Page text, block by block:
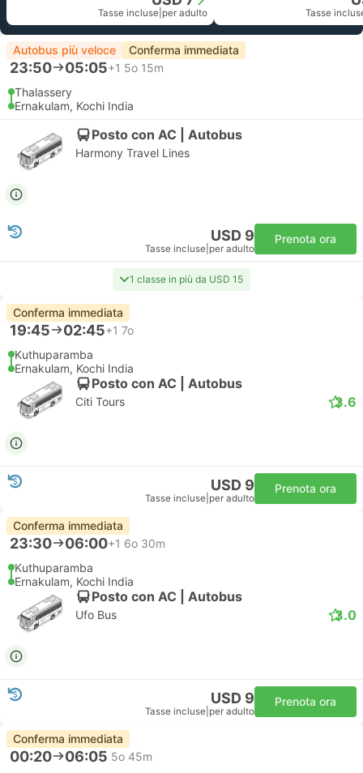
Tasse incluse per adulto Tasse
Autobus più veloce Conferma immediata
23:50 05:05+1 5o 15m
Thalassery
Ernakulam, Kochi India
Posto con AC | Autobus
Harmony Travel Lines
USD 9
Tasse incluse per adulto
Prenota ora
1 classe in più da USD 15
Conferma immediata
19:45 02:45+1 7o
Kuthuparamba
Ernakulam, Kochi India
Posto con AC | Autobus
Citi Tours 3.6
USD 9
Tasse incluse per adulto
Prenota ora
Conferma immediata
23:30 06:00+1 6o 30m
Kuthuparamba
Ernakulam, Kochi India
Posto con AC | Autobus
Ufo Bus 3.0
USD 9
Tasse incluse per adulto
Prenota ora
Conferma immediata
00:20 06:05 5o 45m